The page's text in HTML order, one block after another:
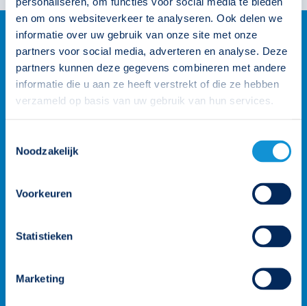
en om ons websiteverkeer te analyseren. Ook delen we
informatie over uw gebruik van onze site met onze
partners voor social media, adverteren en analyse. Deze
partners kunnen deze gegevens combineren met andere
informatie die u aan ze heeft verstrekt of die ze hebben
verzameld op basis van uw gebruik van hun services.
Noodzakelijk
Voorkeuren
Statistieken
Marketing